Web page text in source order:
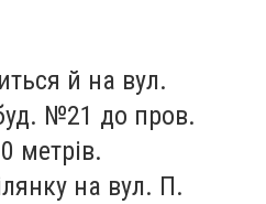
й на вул.
№21 до пров.
метрів.
на вул. П.